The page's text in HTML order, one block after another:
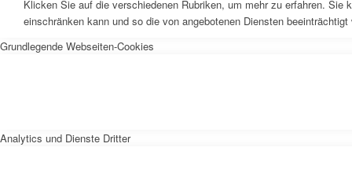
Klicken Sie auf die verschiedenen Rubriken, um mehr zu erfahren.
einschränken kann und so die von angebotenen Diensten beeinträchtigt
Grundlegende Webseiten-Cookies
Analytics und Dienste Dritter